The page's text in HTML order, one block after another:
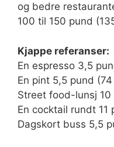
og bedre
100 til 150 pund
Kjappe referanser:
En espresso 3,5
En pint 5,5 pund
Street food-lunsj 10
En cocktail rundt 11
Dagskort buss 5,5